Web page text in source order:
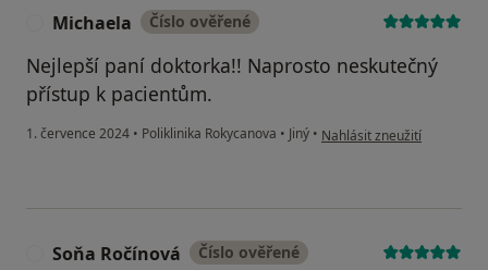
Michaela Číslo ověřené
Nejlepší paní doktorka!! Naprosto neskutečný
přístup k pacientům.
1. července 2024 • Poliklinika Rokycanova • Jiný • podle názoru uživatele
Nahlásit zneužití
Soňa Ročínová Číslo ověřené